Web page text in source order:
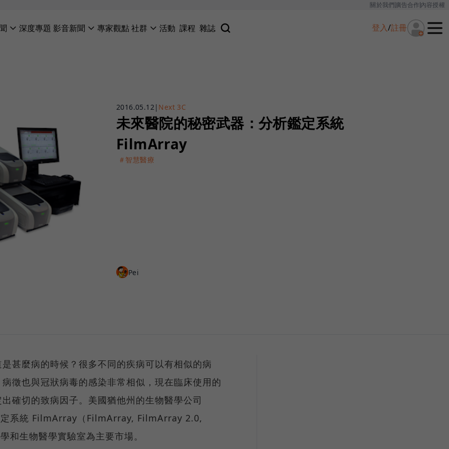
關於我們廣告合作內容授權
深度專題 影音新聞 專家觀點社群 活動 課程 雜誌 登入/註冊
2016.05.12| Next 3C
未來醫院的秘密武器：分析鑑定系統
FilmArray
＃智慧醫療
Pei
甚麼病的時候？很多不同的疾病可以有相似的病
徵也與冠狀病毒的感染非常相似，現在臨床使用的
確切的致病因子。美國猶他州的生物醫學公司
系統 FilmArray（FilmArray, FilmArray 2.0,
生物醫學實驗室為主要市場。